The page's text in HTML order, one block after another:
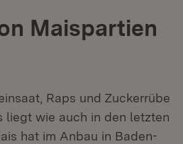
Maispartien
Raps und Zuckerrübe
liegt wie auch in den letzten
hat im Anbau in Baden-